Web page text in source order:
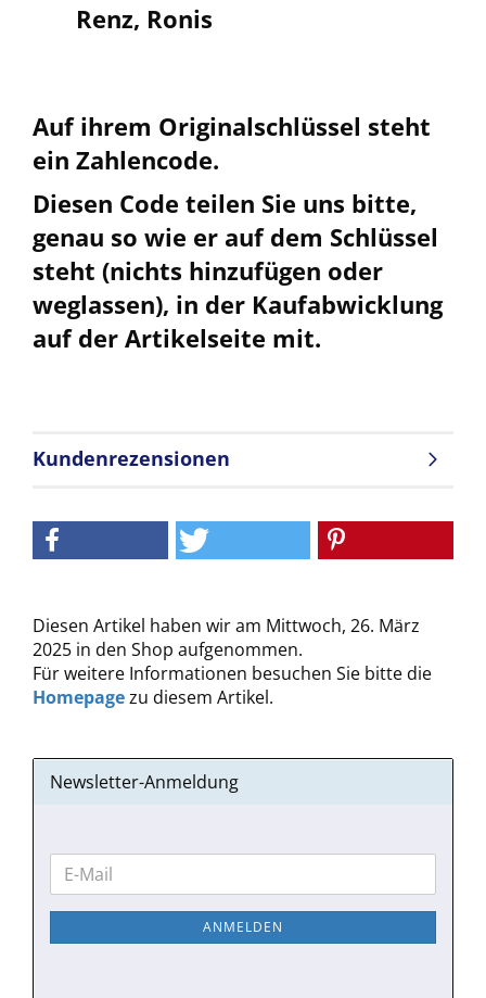
Renz, Ronis
Auf ihrem Originalschlüssel steht
ein Zahlencode.
Diesen Code teilen Sie uns bitte,
genau so wie er auf dem Schlüssel
steht (nichts hinzufügen oder
weglassen), in der Kaufabwicklung
auf der Artikelseite mit.
Kundenrezensionen
Diesen Artikel haben wir am Mittwoch, 26. März
2025 in den Shop aufgenommen.
Für weitere Informationen besuchen Sie bitte die
Homepagezu diesem Artikel.
Newsletter-Anmeldung
WEITER
ZUR
NEWSLETTER-
E-
Mail
ANMELDEN